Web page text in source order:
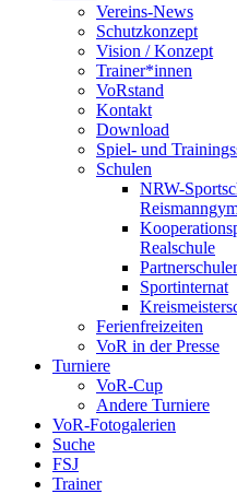
Vereins-News
Schutzkonzept
Vision / Konzept
Trainer*innen
VoRstand
Kontakt
Download
Spiel- und
Schulen
NRW-
Realschule
Sportinternat
Ferienfreizeiten
VoR in der Presse
Turniere
VoR-Cup
Andere Turniere
VoR-Fotogalerien
Suche
FSJ
Trainer